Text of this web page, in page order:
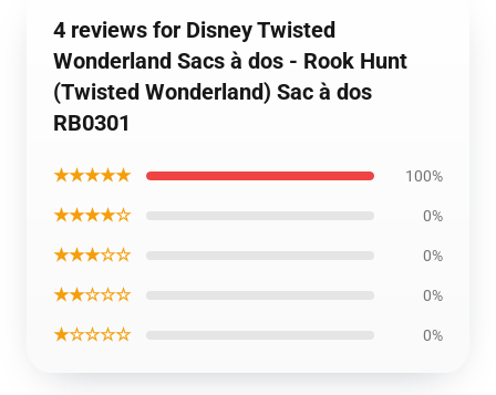
4 reviews for Disney Twisted
Wonderland Sacs à dos - Rook Hunt
(Twisted Wonderland) Sac à dos
RB0301
★★★★★ 100%
★★★★☆ 0%
★★★☆☆ 0%
★★☆☆☆ 0%
★☆☆☆☆ 0%